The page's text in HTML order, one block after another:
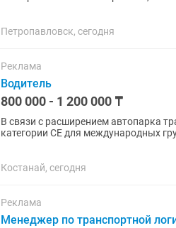
Петропавловск, сегодня
Реклама
Водитель
800 000 - 1 200 000 ₸
В связи с расширением автопарка
категории CE для международных
Костанай, сегодня
Реклама
Менеджер по транспортной